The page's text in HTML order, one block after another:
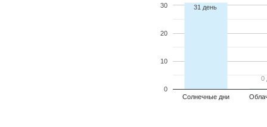
Солнечные дни
0
10
20
30 31 день
0
0